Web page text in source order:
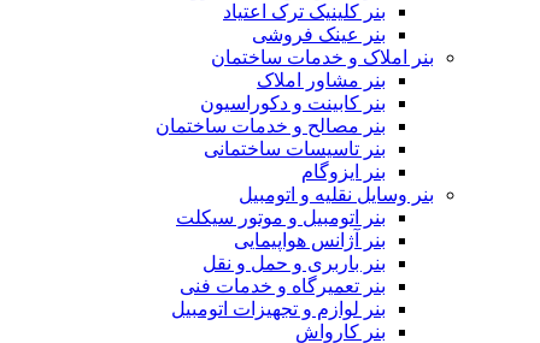
بنر کلینیک ترک اعتیاد
بنر عینک فروشی
بنر املاک و خدمات ساختمان
بنر مشاور املاک
بنر کابینت و دکوراسیون
بنر مصالح و خدمات ساختمان
بنر تاسیسات ساختمانی
بنر ایزوگام
بنر وسایل نقلیه و اتومبیل
بنر اتومبیل و موتور سیکلت
بنر آژانس هواپیمایی
بنر باربری و حمل و نقل
بنر تعمیرگاه و خدمات فنی
بنر لوازم و تجهیزات اتومبیل
بنر کارواش